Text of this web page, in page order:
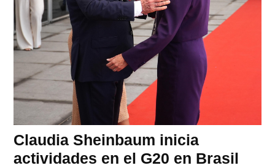
Claudia Sheinbaum inicia
actividades en el G20 en Brasil